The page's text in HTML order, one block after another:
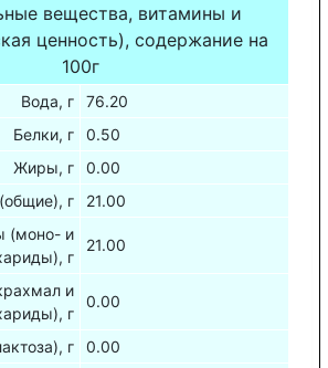
вещества, витамины и
ценность), содержание на
100г
Вода, г
76.20
Белки, г
0.50
Жиры, г
0.00
г
21.00
(моно- и
г
21.00
и
г
0.00
г
0.00